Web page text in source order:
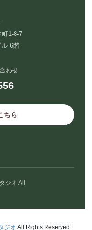
1-8-7
ル 6階
わせ
ちら
ジオ All
ジオ All Rights Reserved.